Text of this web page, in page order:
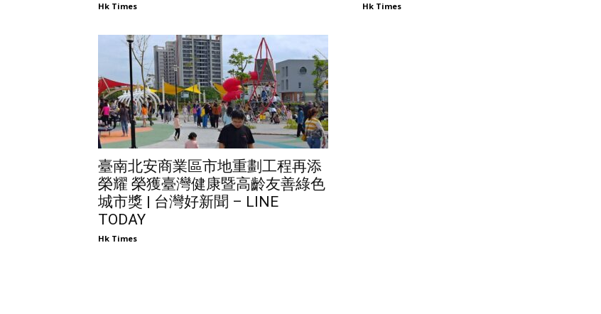
Hk Times Hk Times
臺南北安商業區市地重劃工程再添
榮耀 榮獲臺灣健康暨高齡友善綠色
城市獎 | 台灣好新聞 – LINE
TODAY
Hk Times